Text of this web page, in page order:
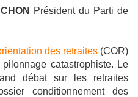
Président du Parti de
des retraites (COR)
catastrophiste. Le
débat sur les retraites
conditionnement des